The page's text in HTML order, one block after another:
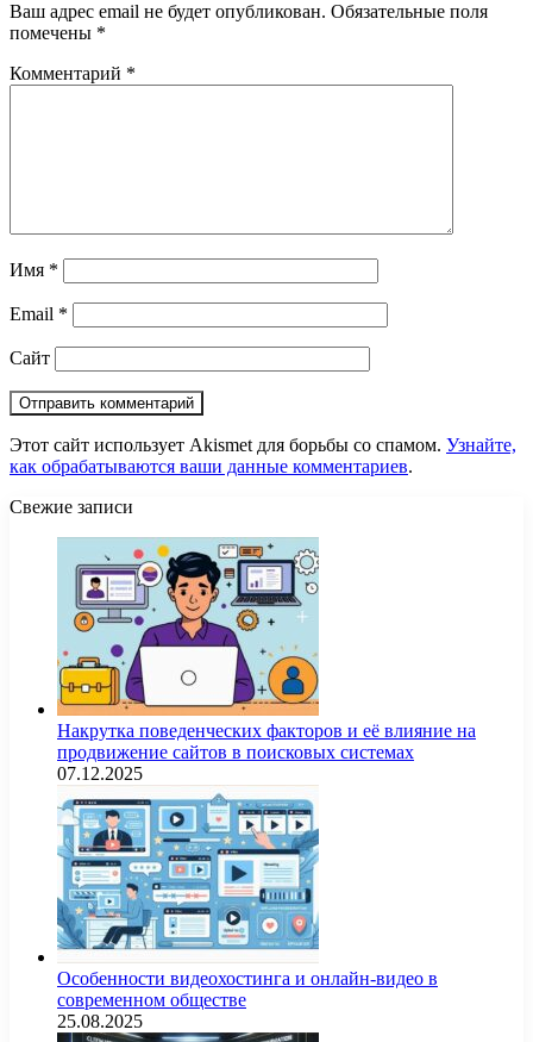
Ваш адрес email не будет опубликован. Обязательные поля
помечены *
Комментарий *
Имя *
Email *
Сайт
Этот сайт использует Akismet для борьбы со спамом. Узнайте,
как обрабатываются ваши данные комментариев.
Свежие записи
Накрутка поведенческих факторов и её влияние на
продвижение сайтов в поисковых системах
07.12.2025
Особенности видеохостинга и онлайн-видео в
современном обществе
25.08.2025